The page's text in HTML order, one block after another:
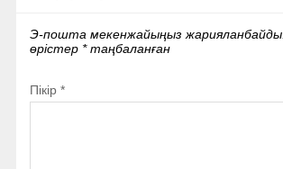
Э-пошта мекенжайыңыз жарияланбайды.
өрістер *таңбаланған
Пікір *